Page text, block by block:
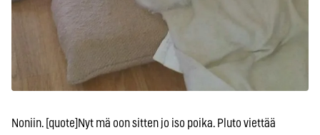
Noniin. [quote]Nyt mä oon sitten jo iso poika. Pluto viettää